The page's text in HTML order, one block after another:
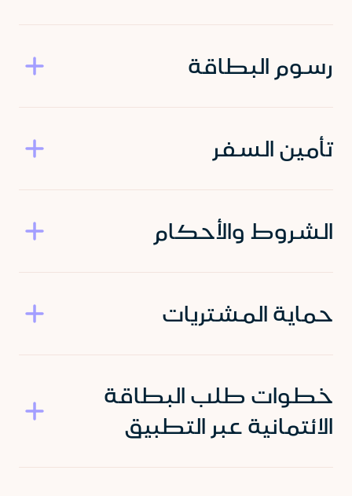
رسوم البطاقة
تأمين السفر
الشروط والأحكام
حماية المشتريات
خطوات طلب البطاقة
الائتمانية عبر التطبيق